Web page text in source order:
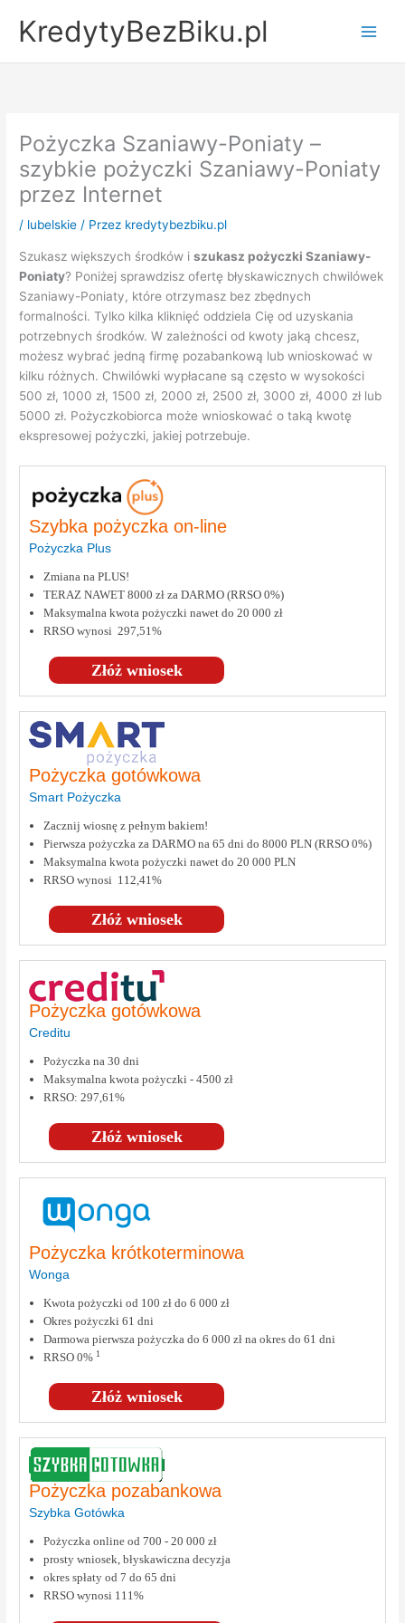
KredytyBezBiku.pl
Pożyczka Szaniawy-Poniaty –
szybkie pożyczki Szaniawy-Poniaty
przez Internet
/ lubelskie / Przez kredytybezbiku.pl
Szukasz większych środków iszukasz pożyczki Szaniawy-
Poniaty? Poniżej sprawdzisz ofertę błyskawicznych chwilówek
Szaniawy-Poniaty, które otrzymasz bez zbędnych
formalności. Tylko kilka kliknięć oddziela Cię od uzyskania
potrzebnych środków. W zależności od kwoty jaką chcesz,
możesz wybrać jedną firmę pozabankową lub wnioskować w
kilku różnych. Chwilówki wypłacane są często w wysokości
500 zł, 1000 zł, 1500 zł, 2000 zł, 2500 zł, 3000 zł, 4000 zł lub
5000 zł. Pożyczkobiorca może wnioskować o taką kwotę
ekspresowej pożyczki, jakiej potrzebuje.
Szybka pożyczka on-line
Pożyczka Plus
Złóż wniosek
Zmiana na PLUS!
TERAZ NAWET 8000 zł za DARMO (RRSO 0%)
Maksymalna kwota pożyczki nawet do 20 000 zł
RRSO wynosi 297,51%
Pożyczka gotówkowa
Smart Pożyczka
Złóż wniosek
Zacznij wiosnę z pełnym bakiem!
Pierwsza pożyczka za DARMO na 65 dni do 8000 PLN (RRSO 0%)
Maksymalna kwota pożyczki nawet do 20 000 PLN
RRSO wynosi 112,41%
Pożyczka gotówkowa
Creditu
Złóż wniosek
Pożyczka na 30 dni
Maksymalna kwota pożyczki - 4500 zł
RRSO: 297,61%
Pożyczka krótkoterminowa
Wonga
Złóż wniosek
Kwota pożyczki od 100 zł do 6 000 zł
Okres pożyczki 61 dni
Darmowa pierwsza pożyczka do 6 000 zł na okres do 61 dni
RRSO 0% 1
Pożyczka pozabankowa
Szybka Gotówka
Pożyczka online od 700 - 20 000 zł
prosty wniosek, błyskawiczna decyzja
okres spłaty od 7 do 65 dni
RRSO wynosi 111%